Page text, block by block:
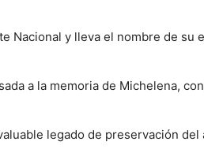
Nacional y lleva el nombre de
a la memoria de Michelena,
legado de preservación